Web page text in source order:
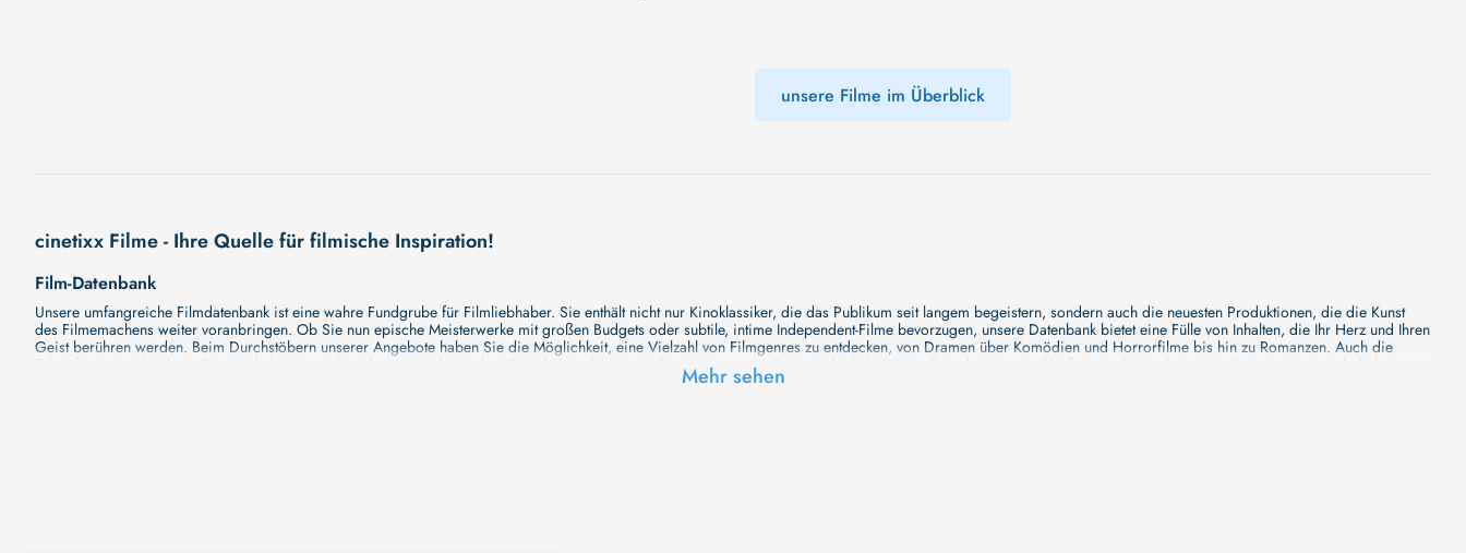
unsere Filme im Überblick
cinetixx Filme - Ihre Quelle für filmische Inspiration!
Film-Datenbank
Unsere umfangreiche Filmdatenbank ist eine wahre Fundgrube für Filmliebhaber. Sie enthält nicht nur Kinoklassiker, die das Publikum seit langem begeistern, sondern auch die neuesten Produktionen, die die Kunst
des Filmemachens weiter voranbringen. Ob Sie nun epische Meisterwerke mit großen Budgets oder subtile, intime Independent-Filme bevorzugen, unsere Datenbank bietet eine Fülle von Inhalten, die Ihr Herz und Ihren
Geist berühren werden. Beim Durchstöbern unserer Angebote haben Sie die Möglichkeit, eine Vielzahl von Filmgenres zu entdecken, von Dramen über Komödien und Horrorfilme bis hin zu Romanzen. Auch die
Erkundung verschiedener Regiestile kommt nicht zu kurz, von klassischen Erzählungen bis hin zu Experimenten mit Form und Inhalt. Wir wollen, dass unsere Plattform mehr ist als nur ein Ort, an dem man beliebte
Hollywood-Hits findet. Natürlich gibt es auch diese, aber darüber hinaus bemühen wir uns, Meisterwerke des unabhängigen Kinos zu zeigen, die von den Mainstream-Medien oft nicht gewürdigt werden. Aus diesem
Mehr sehen